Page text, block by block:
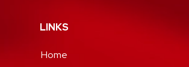
LINKS
Home